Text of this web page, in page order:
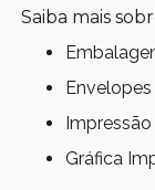
Saiba mais
Gráfica